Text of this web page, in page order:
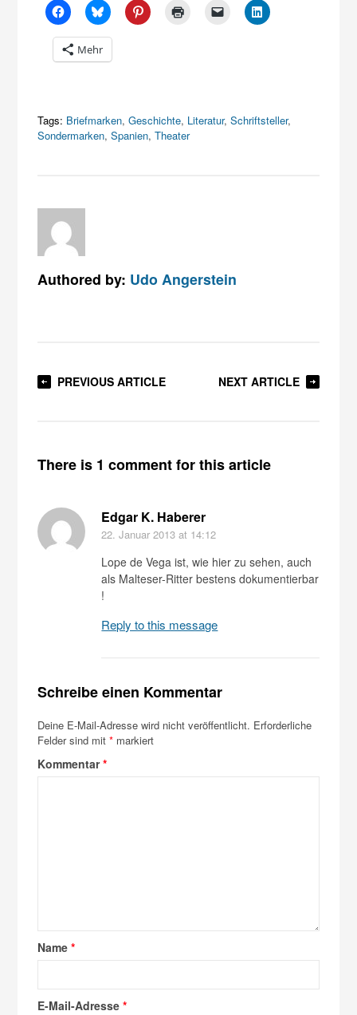
Mehr
Tags: Briefmarken,Geschichte, Literatur,Schriftsteller,
Sondermarken,Spanien,Theater
Authored by: Udo Angerstein
PREVIOUS ARTICLE NEXT ARTICLE
There is 1 comment for this article
Edgar K. Haberer
22. Januar 2013 at 14:12
Lope de Vega ist, wie hier zu sehen, auch
als Malteser-Ritter bestens dokumentierbar
!
Reply to this message
Schreibe einen Kommentar
Deine E-Mail-Adresse wird nicht veröffentlicht. Erforderliche
Felder sind mit* markiert
Kommentar*
Name*
E-Mail-Adresse*